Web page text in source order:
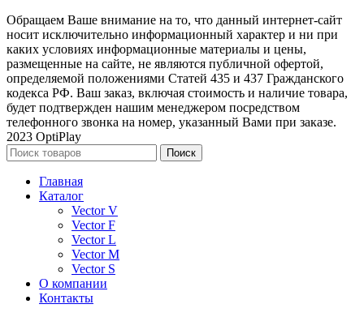
Обращаем Ваше внимание на то, что данный интернет-сайт
носит исключительно информационный характер и ни при
каких условиях информационные материалы и цены,
размещенные на сайте, не являются публичной офертой,
определяемой положениями Статей 435 и 437 Гражданского
кодекса РФ. Ваш заказ, включая стоимость и наличие товара,
будет подтвержден нашим менеджером посредством
телефонного звонка на номер, указанный Вами при заказе.
2023 OptiPlay
Поиск
Главная
Каталог
Vector V
Vector F
Vector L
Vector M
Vector S
О компании
Контакты